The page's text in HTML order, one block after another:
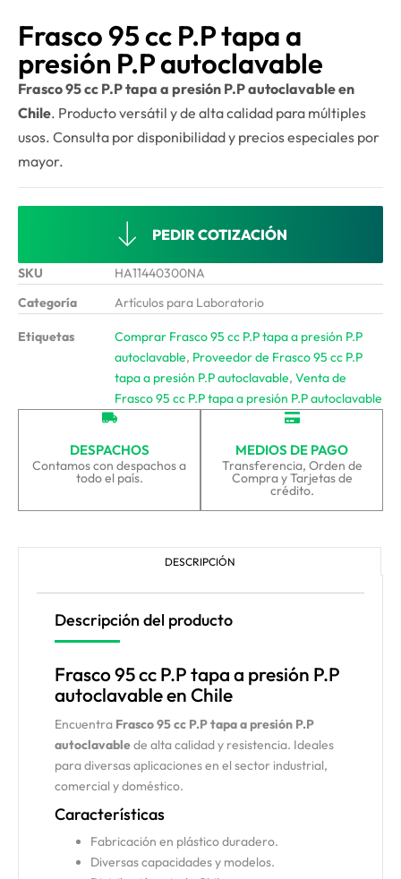
Frasco 95 cc P.P tapa a
presión P.P autoclavable
Frasco 95 cc P.P tapa a presión P.P autoclavable en
Chile. Producto versátil y de alta calidad para múltiples
usos. Consulta por disponibilidad y precios especiales por
mayor.
PEDIR COTIZACIÓN
SKU
HA11440300NA
Categoría
Artículos para Laboratorio
Etiquetas
Comprar Frasco 95 cc P.P tapa a presión P.P
autoclavable, Proveedor de Frasco 95 cc P.P
tapa a presión P.P autoclavable, Venta de
Frasco 95 cc P.P tapa a presión P.P autoclavable
DESPACHOS
Contamos con despachos a
todo el país.
MEDIOS DE PAGO
Transferencia, Orden de
Compra y Tarjetas de
crédito.
DESCRIPCIÓN
Descripción del producto
Frasco 95 cc P.P tapa a presión P.P
autoclavable en Chile
Encuentra Frasco 95 cc P.P tapa a presión P.P
autoclavablede alta calidad y resistencia. Ideales
para diversas aplicaciones en el sector industrial,
comercial y doméstico.
Características
Fabricación en plástico duradero.
Diversas capacidades y modelos.